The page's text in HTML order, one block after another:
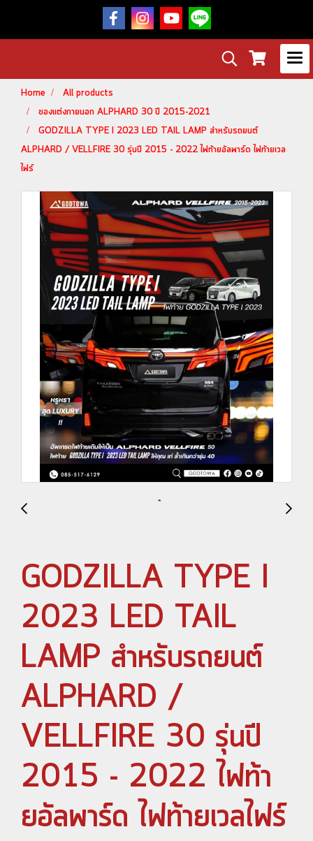
Home
All products
ของแต่งภายนอก ALPHARD 30 ปี 2015-2021
GODZILLA TYPE I 2023 LED TAIL LAMP สำหรับรถยนต์
ALPHARD / VELLFIRE 30 รุ่นปี 2015 - 2022 ไฟท้ายอัลพาร์ด ไฟท้ายเวล
ไฟร์
GODZILLA TYPE I
2023 LED TAIL
LAMP สำหรับรถยนต์
ALPHARD /
VELLFIRE 30 รุ่นปี
2015 - 2022 ไฟท้า
ยอัลพาร์ด ไฟท้ายเวลไฟร์